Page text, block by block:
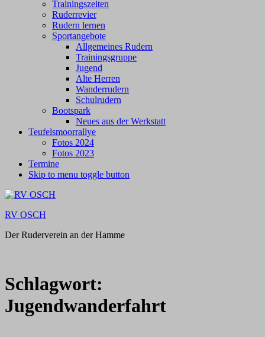
Trainingszeiten
Ruderrevier
Rudern lernen
Sportangebote
Allgemeines Rudern
Trainingsgruppe
Jugend
Alte Herren
Wanderrudern
Schulrudern
Bootspark
Neues aus der Werkstatt
Teufelsmoorrallye
Fotos 2024
Fotos 2023
Termine
Skip to menu toggle button
RV OSCH
Der Ruderverein an der Hamme
Schlagwort:
Jugendwanderfahrt